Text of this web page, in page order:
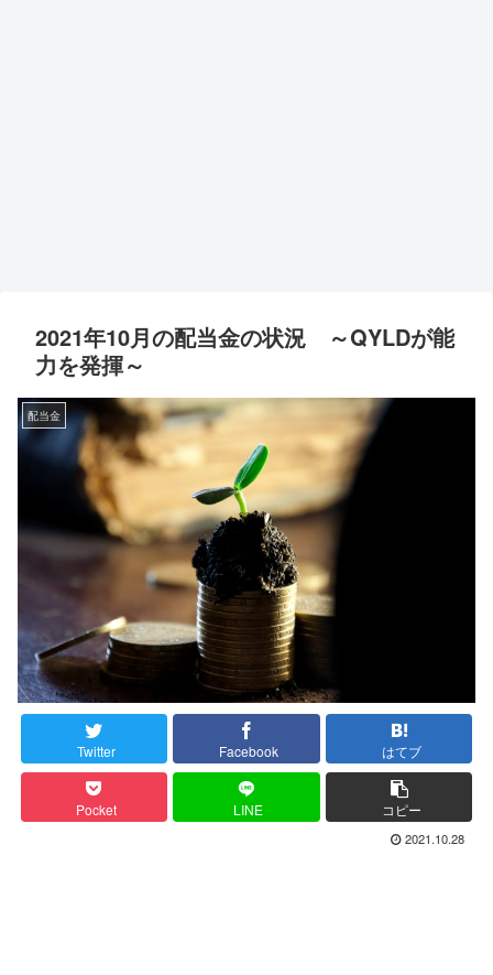
2021年10月の配当金の状況 ～QYLDが能
力を発揮～
配当金
Twitter Facebook はてブ
Pocket LINE コピー
2021.10.28